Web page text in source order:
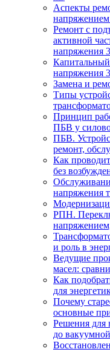
Аспекты
Ремонт с
активной
напряжения
Капитальный
напряжения
Замена и
Типы
Принцип
ПБВ у
ПБВ.
ремонт,
Как
без
напряжения
РПН.
и роль в
Ведущие
масел:
Как
для
Почему
основные
Решения для
до